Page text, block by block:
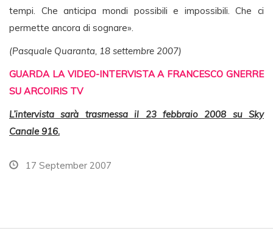
tempi. Che anticipa mondi possibili e impossibili. Che ci
permette ancora di sognare».
(Pasquale Quaranta, 18 settembre 2007)
GUARDA LA VIDEO-INTERVISTA A FRANCESCO GNERRE
SU ARCOIRIS TV
L’intervista sarà trasmessa il 23 febbraio 2008 su Sky
Canale 916.
17 September 2007